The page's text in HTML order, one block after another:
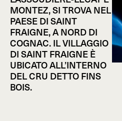
MONTEZ, SI TROVA NEL
PAESE DI SAINT
FRAIGNE, A NORD DI
COGNAC. IL VILLAGGIO
DI SAINT FRAIGNE È
UBICATO ALL’INTERNO
DEL CRU DETTO FINS
BOIS.